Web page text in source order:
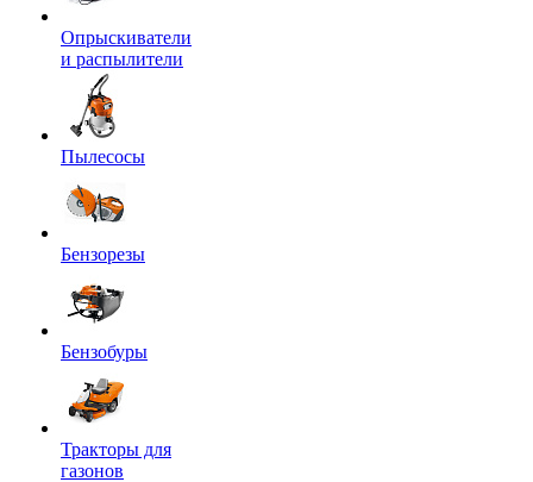
Опрыскиватели
и распылители
Пылесосы
Бензорезы
Бензобуры
Тракторы для
газонов